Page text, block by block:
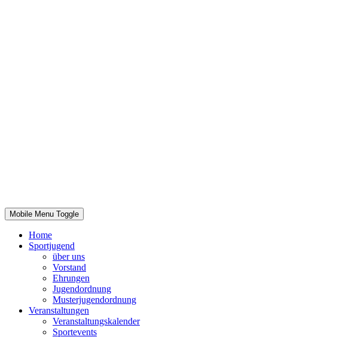
Mobile Menu Toggle
Home
Sportjugend
über uns
Vorstand
Ehrungen
Jugendordnung
Musterjugendordnung
Veranstaltungen
Veranstaltungskalender
Sportevents